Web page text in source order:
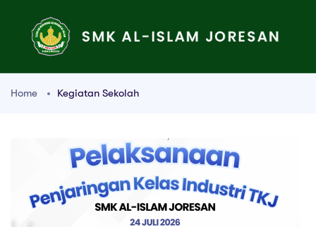
Home Kegiatan Sekolah